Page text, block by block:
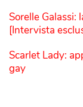
Sorelle Galassi:
[Intervista
Scarlet Lady:
gay